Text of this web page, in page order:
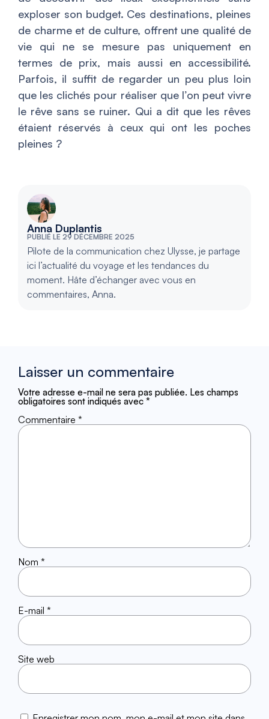
exploser son budget. Ces destinations, pleines
de charme et de culture, offrent une qualité de
vie qui ne se mesure pas uniquement en
termes de prix, mais aussi en accessibilité.
Parfois, il suffit de regarder un peu plus loin
que les clichés pour réaliser que l’on peut vivre
le rêve sans se ruiner. Qui a dit que les rêves
étaient réservés à ceux qui ont les poches
pleines ?
Anna Duplantis
PUBLIÉ LE 29 DÉCEMBRE 2025
Pilote de la communication chez Ulysse, je partage
ici l’actualité du voyage et les tendances du
moment. Hâte d’échanger avec vous en
commentaires, Anna.
Laisser un commentaire
Votre adresse e-mail ne sera pas publiée. Les champs
obligatoires sont indiqués avec *
Commentaire *
Nom *
E-mail *
Site web